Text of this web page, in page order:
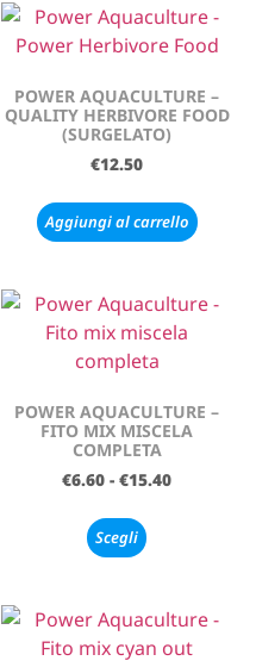
POWER AQUACULTURE –
QUALITY HERBIVORE FOOD
(SURGELATO)
€12.50
Aggiungi al carrello
POWER AQUACULTURE –
FITO MIX MISCELA
COMPLETA
€6.60 - €15.40
Scegli